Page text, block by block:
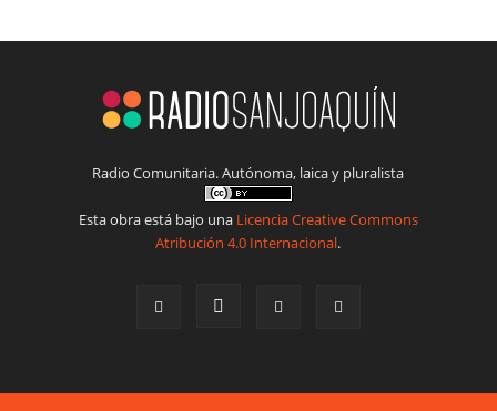
Radio Comunitaria. Autónoma, laica y pluralista
Esta obra está bajo una Licencia Creative Commons
Atribución 4.0 Internacional.